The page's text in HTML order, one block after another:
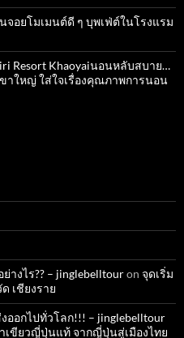
อยโมเมนต์ดี ๆ บุพเฟ่ต์ในโรงแรม
Resort​ Khaoyaiนอนหลับสบาย…
าใหญ่ ใส่ใจเรื่องคุณภาพการนอน
งไร?? – jinglebelltouron จุดเริ่ม
เชียงราย
อกไปทั่วโลก!!! – jinglebelltour
เขียวญี่ปุ่นแท้ จากญี่ปุ่นสู่เมืองไทย